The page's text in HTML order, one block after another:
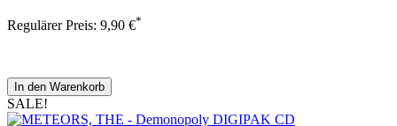
Regulärer Preis: 9,90 €*
In den Warenkorb
SALE!